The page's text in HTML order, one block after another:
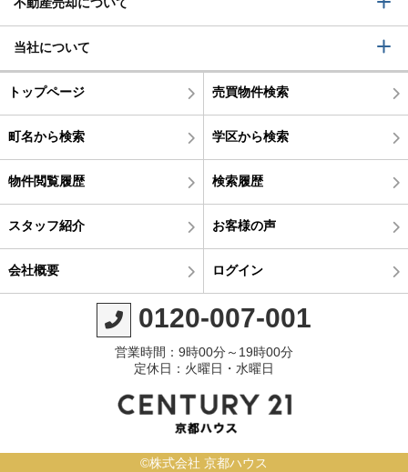
当社について
トップページ 売買物件検索
町名から検索 学区から検索
物件閲覧履歴 検索履歴
スタッフ紹介 お客様の声
会社概要 ログイン
0120-007-001
営業時間：9時00分～19時00分
定休日：火曜日・水曜日
©株式会社 京都ハウス